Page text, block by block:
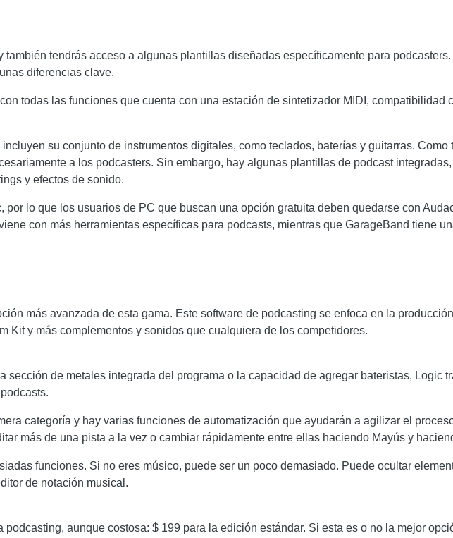
también tendrás acceso a algunas plantillas diseñadas específicamente para
diferencias clave.
todas las funciones que cuenta con una estación de sintetizador MIDI, compatibilidad
incluyen su conjunto de instrumentos digitales, como teclados, baterías y guitarras. Como
a los podcasters. Sin embargo, hay algunas plantillas de podcast
y efectos de sonido.
por lo que los usuarios de PC que buscan una opción gratuita deben quedarse con
con más herramientas específicas para podcasts, mientras que GarageBand tiene
más avanzada de esta gama. Este software de podcasting se enfoca en la
Kit y más complementos y sonidos que cualquiera de los competidores.
sección de metales integrada del programa o la capacidad de agregar bateristas, Logic
categoría y hay varias funciones de automatización que ayudarán a agilizar el
más de una pista a la vez o cambiar rápidamente entre ellas haciendo Mayús y
funciones. Si no eres músico, puede ser un poco demasiado. Puede ocultar
de notación musical.
podcasting, aunque costosa: $ 199 para la edición estándar. Si esta es o no la mejor